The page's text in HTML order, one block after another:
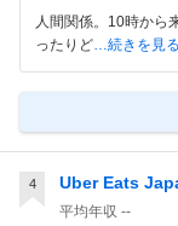
人間関係。10時から
ったりど…続きを見る
4 Uber Eats
平均年収 --